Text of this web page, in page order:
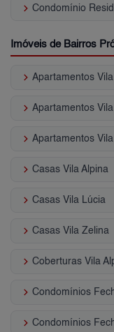
keyboard_arrow_right
Imóveis de Bairros
keyboard_arrow_right Apartamentos
keyboard_arrow_right Apartamentos
keyboard_arrow_right Apartamentos
keyboard_arrow_right Casas Vila Alpina
keyboard_arrow_right Casas Vila Lúcia
keyboard_arrow_right Casas Vila Zelina
keyboard_arrow_right Coberturas Vila
keyboard_arrow_right Condomínios
keyboard_arrow_right Condomínios